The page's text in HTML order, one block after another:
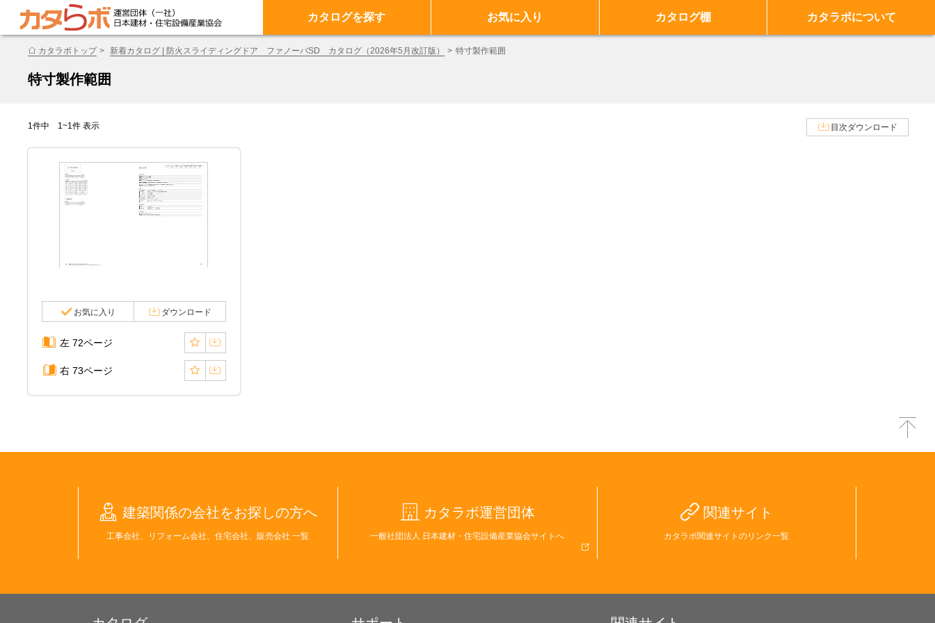
カタログを探す お気に入り カタログ棚 カタラボについて
カタラボトップ 新着カタログ | 防火スライディングドア ファノーバSD カタログ（2026年5月改訂版） 特寸製作範囲
特寸製作範囲
1件中 1~1件 表示 目次ダウンロード
お気に入り ダウンロード
左 72ページ
右 73ページ
建築関係の会社をお探しの方へ
工事会社、リフォーム会社、住宅会社、販売会社 一覧
カタラボ運営団体
一般社団法人 日本建材・住宅設備産業協会サイトへ
関連サイト
カタラボ関連サイトのリンク一覧